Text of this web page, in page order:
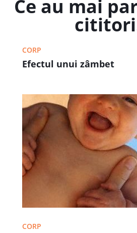
Ce au mai
CORP
Efectul unui zâmbet
CORP